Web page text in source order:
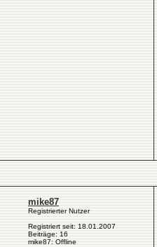
mike87
Registrierter Nutzer
Registriert seit: 18.01.2007
Beiträge: 16
mike87: Offline